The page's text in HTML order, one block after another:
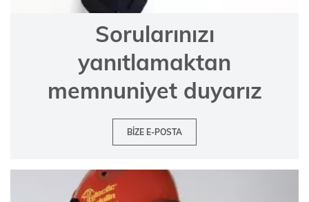
Sorularınızı
yanıtlamaktan
memnuniyet duyarız
BIZE E-POSTA